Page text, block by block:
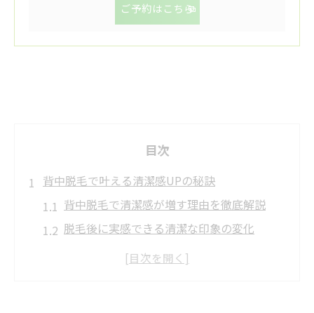
ご予約はこちら
目次
背中脱毛で叶える清潔感UPの秘訣
背中脱毛で清潔感が増す理由を徹底解説
脱毛後に実感できる清潔な印象の変化
背中の脱毛で得られる美肌効果一覧